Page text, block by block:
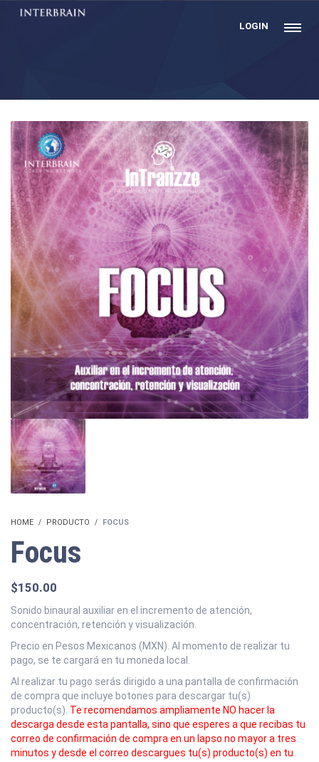
LOGIN
HOME PRODUCTO FOCUS
Focus
$150.00
Sonido binaural auxiliar en el incremento de atención,
concentración, retención y visualización.
Precio en Pesos Mexicanos (MXN). Al momento de realizar tu
pago, se te cargará en tu moneda local.
Al realizar tu pago serás dirigido a una pantalla de confirmación
de compra que incluye botones para descargar tu(s)
producto(s). Te recomendamos ampliamente NO hacer la
descarga desde esta pantalla, sino que esperes a que recibas tu
correo de confirmación de compra en un lapso no mayor a tres
minutos y desde el correo descargues tu(s) producto(s) en tu